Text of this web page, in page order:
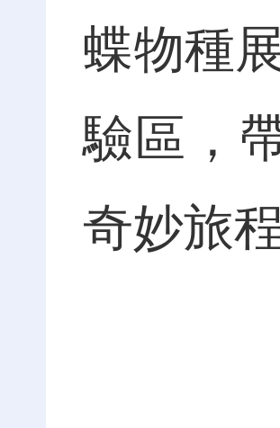
蝶物種
驗區，
奇妙旅程